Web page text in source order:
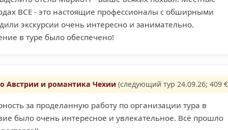
ВСЕ - это настоящие профессионалы с обширными
экскурсии очень интересно и занимательно.
в туре было обеспечено!
Австрии и романтика Чехии (следующий тур 24.09.26; 409
за проделанную работу по организации тура в
было очень интересное и увлекательное. Всё прошло